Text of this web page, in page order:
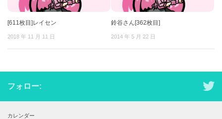
[611枚目]レイセン
2018 年 11 月 11 日
鈴谷さん[362枚目]
2014 年 5 月 22 日
フォロー:
カレンダー